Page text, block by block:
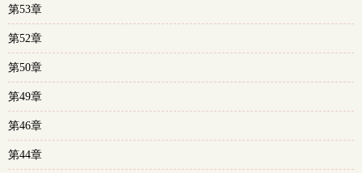
第53章
第52章
第50章
第49章
第46章
第44章